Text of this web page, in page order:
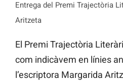
Entrega del Premi Trajectòria
Aritzeta
El Premi Trajectòria
com indicàvem en línies
l’escriptora Margarida